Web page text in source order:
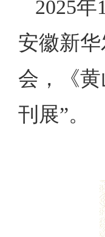
2025
安徽新
会，《
刊展”。